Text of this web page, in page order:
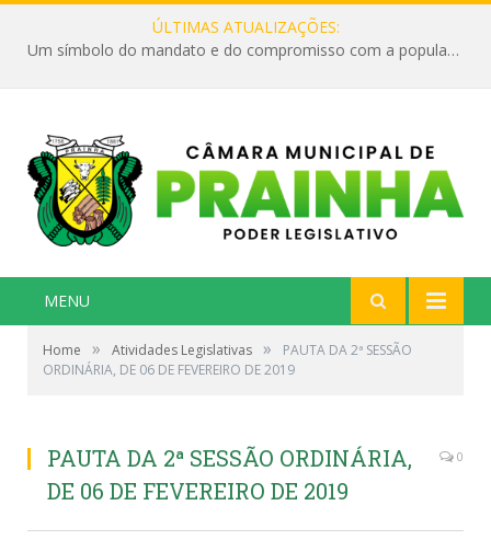
ÚLTIMAS ATUALIZAÇÕES:
Um símbolo do mandato e do compromisso com a população
MENU
Home » Atividades Legislativas »
PAUTA DA 2ª SESSÃO
ORDINÁRIA, DE 06 DE FEVEREIRO DE 2019
PAUTA DA 2ª SESSÃO ORDINÁRIA,
DE 06 DE FEVEREIRO DE 2019
0